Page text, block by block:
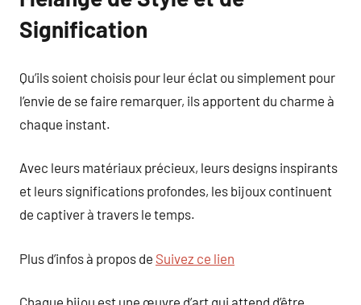
Signification
Qu’ils soient choisis pour leur éclat ou simplement pour
l’envie de se faire remarquer, ils apportent du charme à
chaque instant.
Avec leurs matériaux précieux, leurs designs inspirants
et leurs significations profondes, les bijoux continuent
de captiver à travers le temps.
Plus d’infos à propos de Suivez ce lien
Chaque bijou est une œuvre d’art qui attend d’être